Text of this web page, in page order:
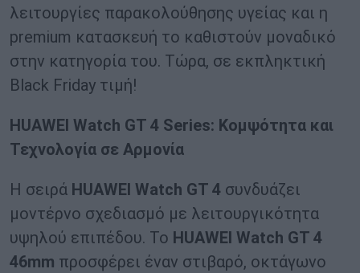
λειτουργίες παρακολούθησης υγείας και η
premium κατασκευή το καθιστούν μοναδικό
στην κατηγορία του. Τώρα, σε εκπληκτική
Black Friday τιμή!
HUAWEI Watch GT 4 Series: Κομψότητα και
Τεχνολογία σε Αρμονία
Η σειρά HUAWEI Watch GT 4 συνδυάζει
μοντέρνο σχεδιασμό με λειτουργικότητα
υψηλού επιπέδου. Το HUAWEI Watch GT 4
46mm προσφέρει έναν στιβαρό, οκτάγωνο